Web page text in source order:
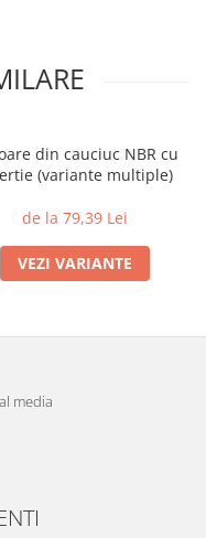
din cauciuc NBR cu
(variante multiple)
de la 79,39 Lei
VEZI VARIANTE
media